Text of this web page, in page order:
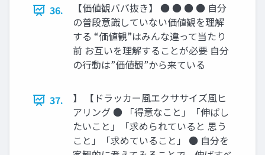
36.
【価値観ババ抜き】 ● ● ● ● 自分
の普段意識していない価値観を理解
する “価値観”はみんな違って当たり
前 お互いを理解することが必要 自分
の行動は”価値観”から来ている
37.
】 【ドラッカー風エクササイズ風ヒ
アリング ● 「得意なこと」「伸ばし
たいこと」「求められていると 思う
こと」「求めていること」 ● 自分を